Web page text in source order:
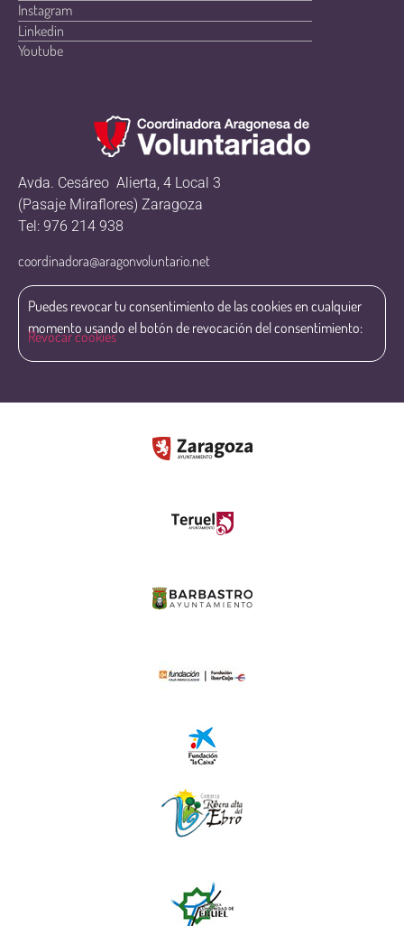
Instagram
Linkedin
Youtube
Avda. Cesáreo Alierta, 4 Local 3
(Pasaje Miraflores) Zaragoza
Tel: 976 214 938
coordinadora@aragonvoluntario.net
Puedes revocar tu consentimiento de las cookies en cualquier
momento usando el botón de revocación del consentimiento:
Revocar cookies